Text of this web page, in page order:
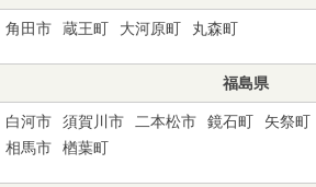
角田市 蔵王町 大河原町 丸森町
福島県
白河市 須賀川市 二本松市 鏡石町 矢祭町
相馬市
楢葉町